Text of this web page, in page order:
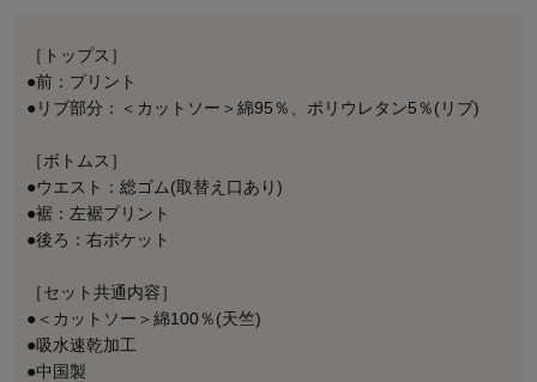
［トップス］
●前：プリント
●リブ部分：＜カットソー＞綿95％、ポリウレタン5％(リブ)
［ボトムス］
●ウエスト：総ゴム(取替え口あり)
●裾：左裾プリント
●後ろ：右ポケット
［セット共通内容］
●＜カットソー＞綿100％(天竺)
●吸水速乾加工
●中国製